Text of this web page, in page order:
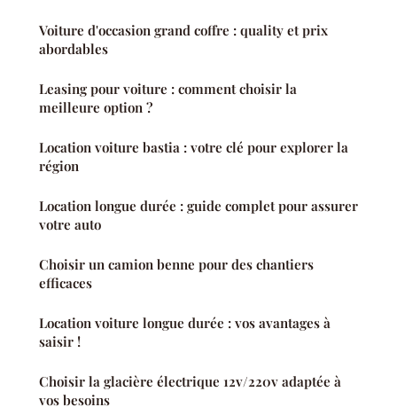
Voiture d'occasion grand coffre : quality et prix
abordables
Leasing pour voiture : comment choisir la
meilleure option ?
Location voiture bastia : votre clé pour explorer la
région
Location longue durée : guide complet pour assurer
votre auto
Choisir un camion benne pour des chantiers
efficaces
Location voiture longue durée : vos avantages à
saisir !
Choisir la glacière électrique 12v/220v adaptée à
vos besoins